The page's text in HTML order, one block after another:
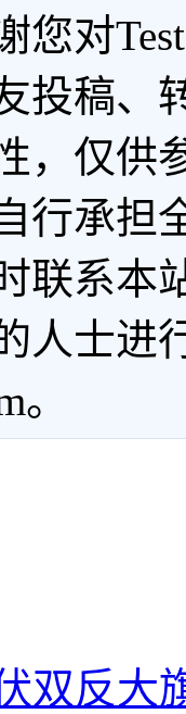
您对
投稿、
，仅供
行承担
联系本
人士进
双反大